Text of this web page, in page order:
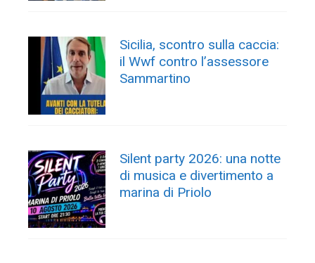
Sicilia, scontro sulla caccia:
il Wwf contro l’assessore
Sammartino
Silent party 2026: una notte
di musica e divertimento a
marina di Priolo